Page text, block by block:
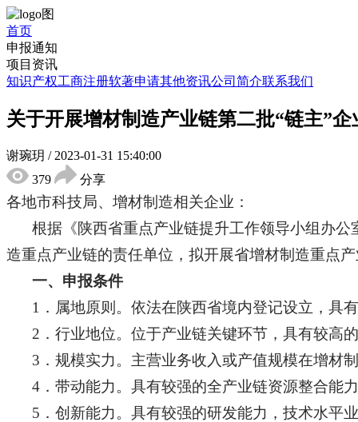
首页
申报通知
项目资讯
知识产权工商注册软著申请其他资讯公司简介联系我们
关于开展增材制造产业链第二批“链主”
谢琬玥 / 2023-01-31 15:40:00
379
分享
各地市科技局、增材制造相关企业：
根据《陕西省重点产业链提升工作领导小组办
造重点产业链的责任单位，拟开展省增材制造重点
一、申报条件
1．属地原则。依法在陕西省境内登记设立，具
2．行业地位。位于产业链关键环节，具有较高
3．规模实力。主营业务收入或产值规模在增材
4．带动能力。具有较强的全产业链资源整合能
5．创新能力。具有较强的研发能力，技术水平